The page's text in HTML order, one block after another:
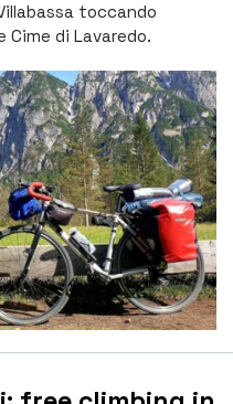
toccando
Cime di Lavaredo.